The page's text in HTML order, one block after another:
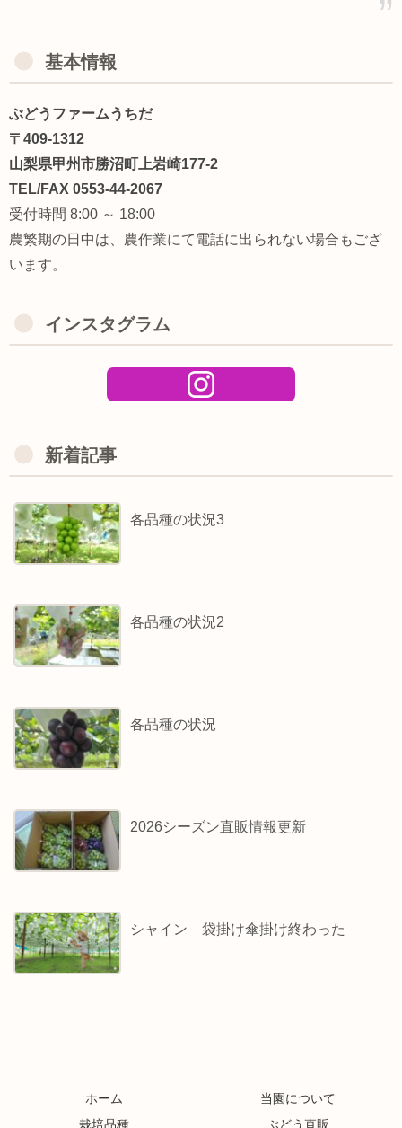
基本情報
ぶどうファームうちだ
〒409-1312
山梨県甲州市勝沼町上岩崎177-2
TEL/FAX 0553-44-2067
受付時間 8:00 ～ 18:00
農繁期の日中は、農作業にて電話に出られない場合もござ
います。
インスタグラム
新着記事
各品種の状況3
各品種の状況2
各品種の状況
2026シーズン直販情報更新
シャイン 袋掛け傘掛け終わった
ホーム
当園について
栽培品種
ぶどう直販